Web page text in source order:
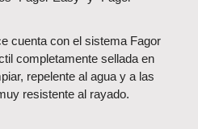
cuenta con el sistema Fagor
completamente sellada en
repelente al agua y a las
resistente al rayado.